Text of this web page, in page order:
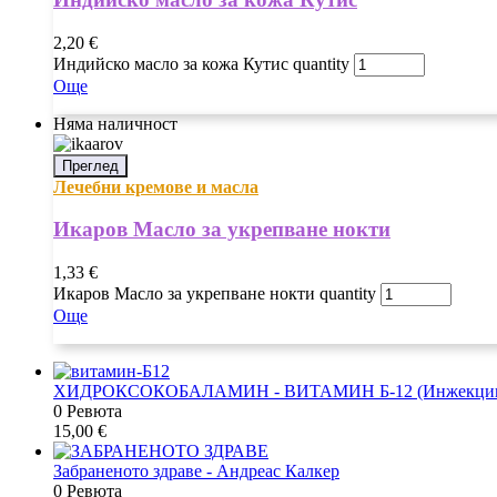
2,20 €
Индийско масло за кожа Кутис quantity
Още
Няма наличност
Преглед
Лечебни кремове и масла
Икаров Масло за укрепване нокти
1,33 €
Икаров Масло за укрепване нокти quantity
Още
ХИДРОКСОКОБАЛАМИН - ВИТАМИН Б-12
0 Ревюта
15,00 €
Забраненото здраве - Андреас Калкер
0 Ревюта